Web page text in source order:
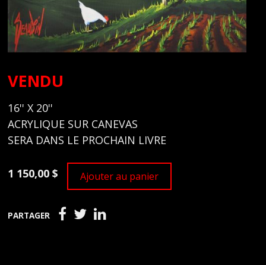
VENDU
16'' X 20''
ACRYLIQUE SUR CANEVAS
SERA DANS LE PROCHAIN LIVRE
1 150,00 $ Ajouter au panier
PARTAGER